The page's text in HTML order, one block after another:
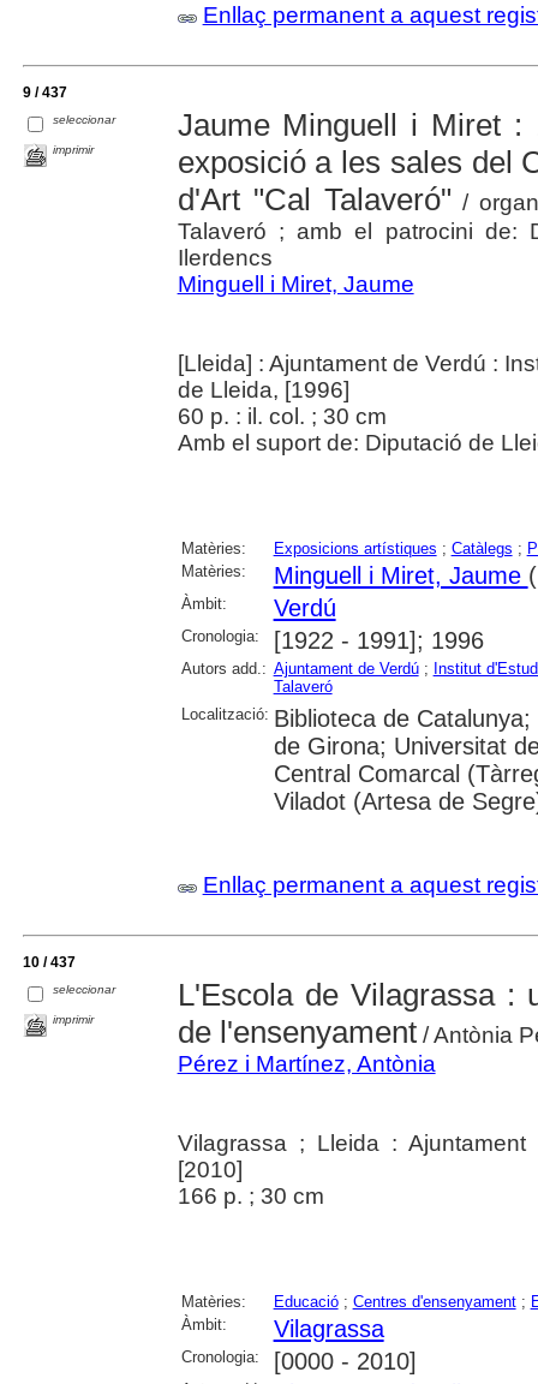
Enllaç permanent a aquest
9 / 437
seleccionar
imprimir
Jaume Minguell i Miret :
exposició a les sales del
d'Art "Cal Talaveró" /
Talaveró ; amb el patrocini de:
Ilerdencs
Minguell i Miret, Jaume
[Lleida] : Ajuntament de Verdú :
de Lleida, [1996]
60 p. : il. col. ; 30 cm
Amb el suport de: Diputació de
Matèries: Exposicions artístiques ; Catàlegs ;
Matèries:
Minguell i Miret, Jaume
Àmbit: Verdú
Cronologia: [1922 - 1991]; 1996
Autors add.: Ajuntament de Verdú; Institut
Talaveró
Localització: Biblioteca de
de Girona; Universitat
Central Comarcal
Viladot (Artesa de
Enllaç permanent a aquest
10 / 437
seleccionar
imprimir
L'Escola de Vilagrassa :
de l'ensenyament/ Antònia
Pérez i Martínez, Antònia
Vilagrassa ; Lleida :
[2010]
166 p. ; 30 cm
Matèries: Educació; Centres d'ensenyament;
Àmbit:
Vilagrassa
Cronologia: [0000 - 2010]